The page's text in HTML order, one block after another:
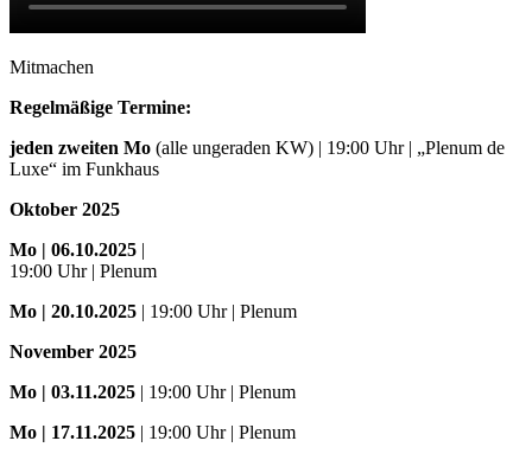
Mitmachen
Regelmäßige Termine:
jeden zweiten Mo (alle ungeraden KW) | 19:00 Uhr | „Plenum de
Luxe“ im Funkhaus
Oktober 2025
Mo | 06.10.2025 |
19:00 Uhr | Plenum
Mo | 20.10.2025 | 19:00 Uhr | Plenum
November 2025
Mo | 03.11.2025 | 19:00 Uhr | Plenum
Mo | 17.11.2025 | 19:00 Uhr | Plenum